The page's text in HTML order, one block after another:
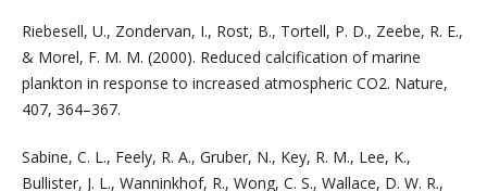
Riebesell, U., Zondervan, I., Rost, B., Tortell, P. D., Zeebe, R. E.,
& Morel, F. M. M. (2000). Reduced calcification of marine
plankton in response to increased atmospheric CO2. Nature,
407, 364–367.
Sabine, C. L., Feely, R. A., Gruber, N., Key, R. M., Lee, K.,
Bullister, J. L., Wanninkhof, R., Wong, C. S., Wallace, D. W. R.,